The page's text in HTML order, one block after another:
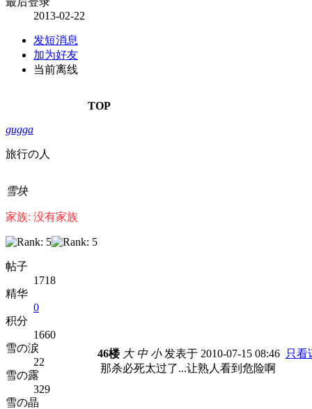
2013-02-22
发短消息
加为好友
当前离线
TOP
gugga
旅行の人
雪块
家族: 没有家族
帖子
1718
精华
0
积分
1660
雪の涙
22
雪の露
329
雪の晶
46楼 大 中 小发表于 2010-07-15 08:46 只看
那杀必死太过了...让熟人看到危险啊